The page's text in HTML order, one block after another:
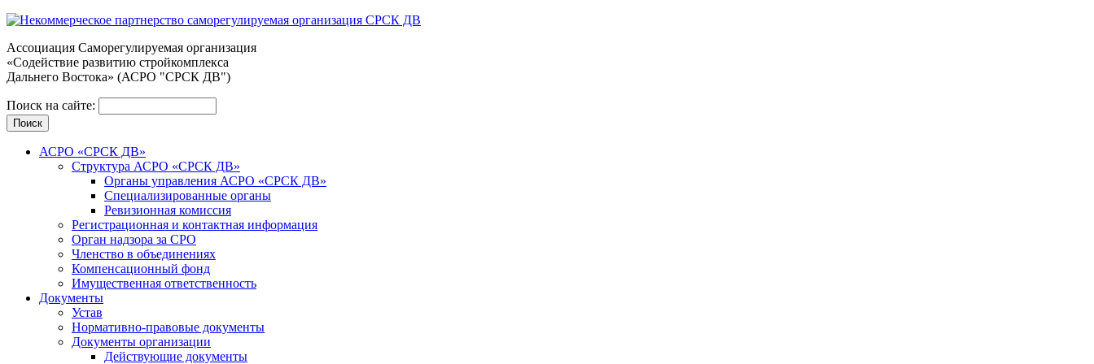
Ассоциация Cаморегулируемая организация
«Содействие развитию стройкомплекса
Дальнего Востока» (АСРО "СРСК ДВ")
Поиск на сайте:
АСРО «СРСК ДВ»
Структура АСРО «СРСК ДВ»
Органы управления АСРО «СРСК ДВ»
Специализированные органы
Ревизионная комиссия
Регистрационная и контактная информация
Орган надзора за СРО
Членство в объединениях
Компенсационный фонд
Имущественная ответственность
Документы
Устав
Нормативно-правовые документы
Документы организации
Действующие документы